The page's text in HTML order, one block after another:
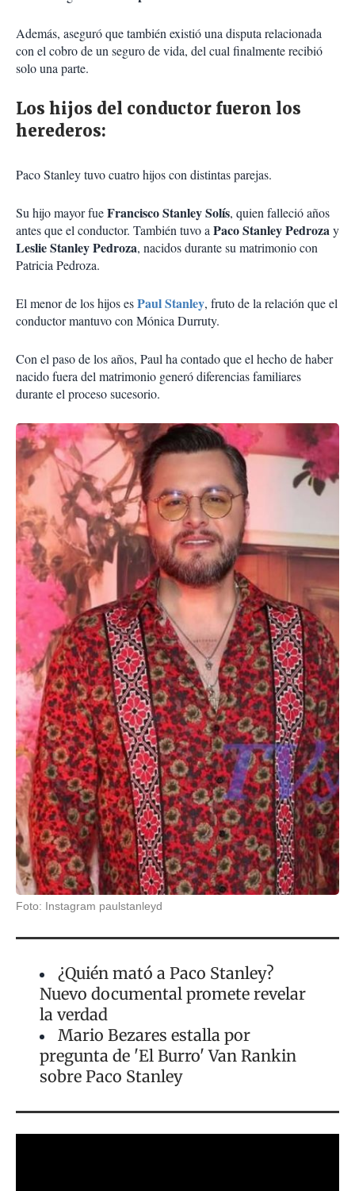
Además, aseguró que también existió una disputa relacionada
con el cobro de un seguro de vida, del cual finalmente recibió
solo una parte.
Los hijos del conductor fueron los
herederos:
Paco Stanley tuvo cuatro hijos con distintas parejas.
Su hijo mayor fueFrancisco Stanley Solís, quien falleció años
antes que el conductor. También tuvo aPaco Stanley Pedrozay
Leslie Stanley Pedroza, nacidos durante su matrimonio con
Patricia Pedroza.
El menor de los hijos esPaul Stanley, fruto de la relación que el
conductor mantuvo con Mónica Durruty.
Con el paso de los años, Paul ha contado que el hecho de haber
nacido fuera del matrimonio generó diferencias familiares
durante el proceso sucesorio.
Foto: Instagram paulstanleyd
¿Quién mató a Paco Stanley?
Nuevo documental promete revelar
la verdad
Mario Bezares estalla por
pregunta de 'El Burro' Van Rankin
sobre Paco Stanley